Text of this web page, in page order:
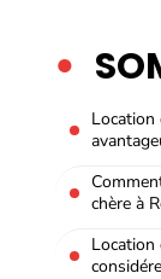
Location
chère à
Location